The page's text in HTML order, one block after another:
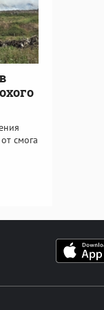
смога